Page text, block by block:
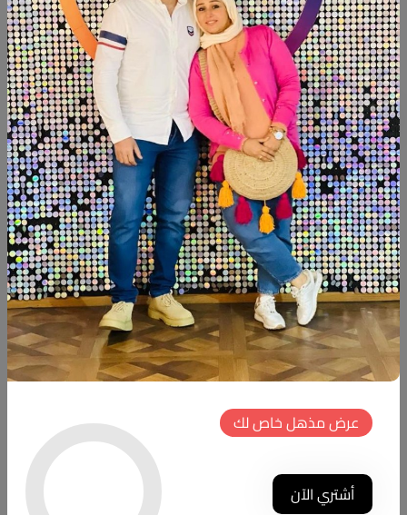
الكمية
أضف الى السلة أشتري الآن
شارك:
وصف
التقييمات (0)
Available now
Beechwood coffee corner French country style
Size:110cm
Hight:110cm
منتجات شبيهة
عرض مذهل خاص لك
أشتري الآن